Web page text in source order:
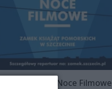
Zamkowe Noce Filmowe